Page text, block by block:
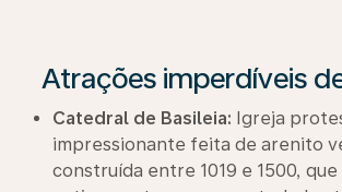
Atrações imperdíveis
Catedral de Basileia: Igreja
impressionante feita de arenito
construída entre 1019 e 1500, que